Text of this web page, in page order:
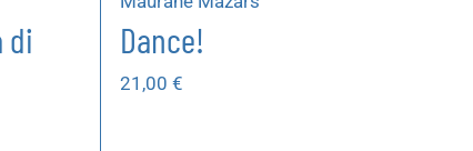
di
Dance!
21,00 €